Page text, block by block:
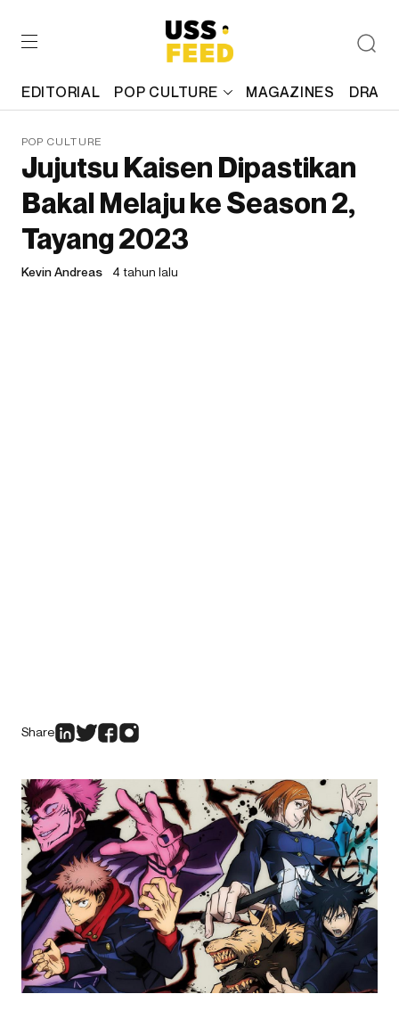
EDITORIAL POP CULTURE MAGAZINES
POP CULTURE
Jujutsu Kaisen Dipastikan
Bakal Melaju ke Season 2,
Tayang 2023
Kevin Andreas 4 tahun lalu
Share